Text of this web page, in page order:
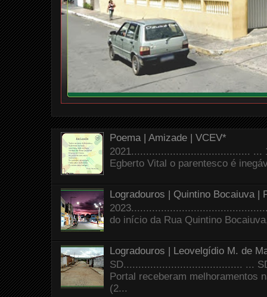
Poema | Amizade | VCEV*
2021........................................ ...
Egberto Vital o parentesco é
Logradouros | Quintino Bocaiuva |
do início da Rua Quintino
Logradouros | Leovelgídio M. de
SD........................................ ...
Portal receberam melhoramentos
(2...